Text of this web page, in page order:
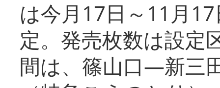
は今月17日～11月
定。発売枚数は設定
間は、篠山口―新三